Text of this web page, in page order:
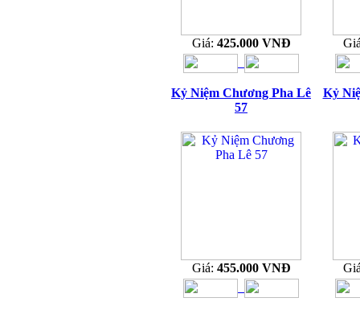
Giá: 425.000 VNĐ
Kỷ Niệm Chương Pha Lê
57
Giá: 455.000 VNĐ
Kỷ